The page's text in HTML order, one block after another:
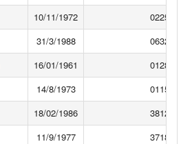
10/11/1972
31/3/1988
16/01/1961
14/8/1973
18/02/1986
11/9/1977